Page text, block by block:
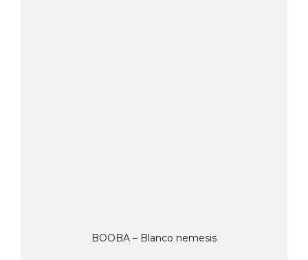
BOOBA – Blanco nemesis